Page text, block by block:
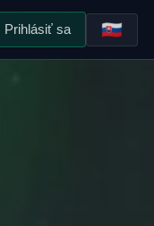
🇸🇰
Prihlásiť sa